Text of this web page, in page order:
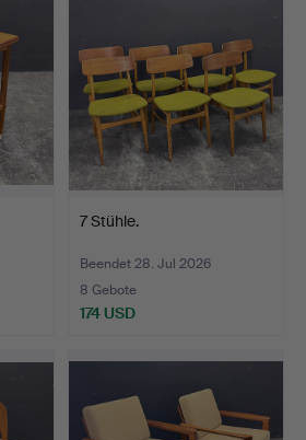
7 Stühle.
Beendet 28. Jul 2026
8 Gebote
174 USD